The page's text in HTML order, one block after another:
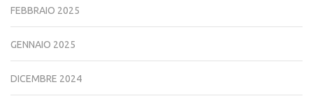
FEBBRAIO 2025
GENNAIO 2025
DICEMBRE 2024